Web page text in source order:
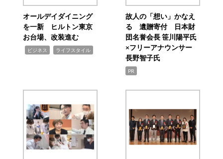
オールデイダイニング
を一新 ヒルトン東京
お台場、改装進む
ビジネス ライフスタイル
故人の「想い」かなえ
る 遺贈寄付 日本財
団名誉会長 笹川陽平氏
×フリーアナウンサー
長野智子氏
PR